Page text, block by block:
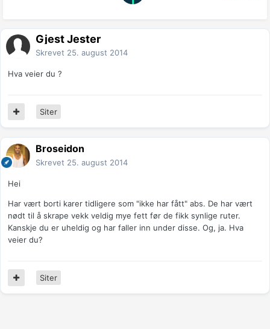
Gjest Jester
Skrevet 25. august 2014
Hva veier du ?
Siter
Broseidon
Skrevet 25. august 2014
Hei
Har vært borti karer tidligere som "ikke har fått" abs. De har vært
nødt til å skrape vekk veldig mye fett før de fikk synlige ruter.
Kanskje du er uheldig og har faller inn under disse. Og, ja. Hva
veier du?
Siter